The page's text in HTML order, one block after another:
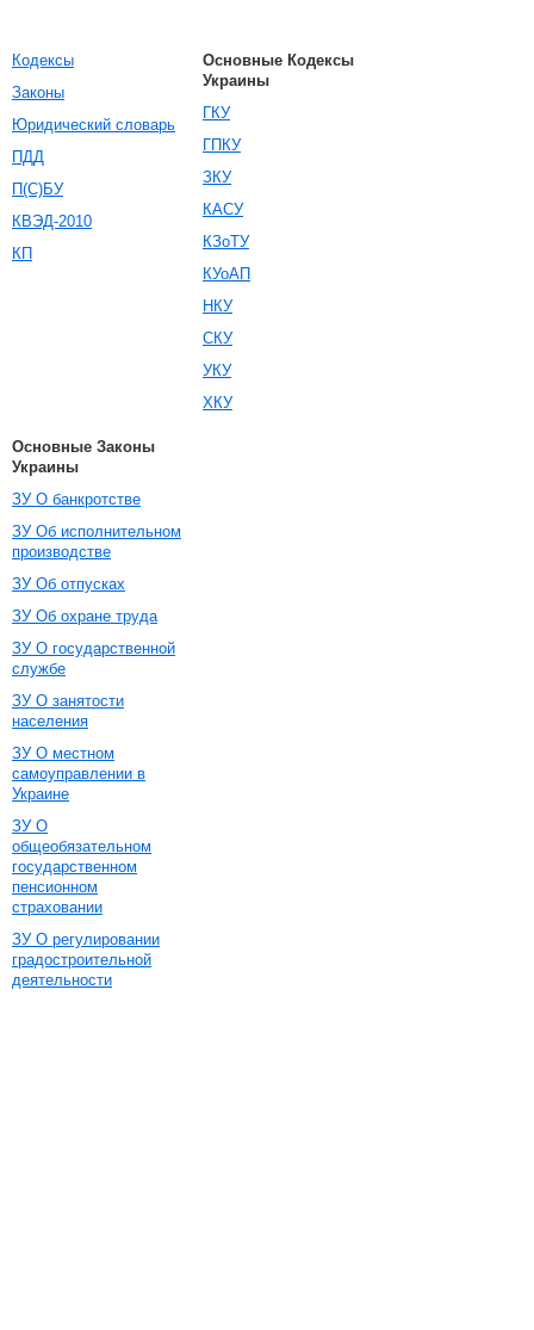
Кодексы
Законы
Юридический словарь
ПДД
П(С)БУ
КВЭД-2010
КП
Основные Кодексы
Украины
ГКУ
ГПКУ
ЗКУ
КАСУ
КЗоТУ
КУоАП
НКУ
СКУ
УКУ
ХКУ
Основные Законы
Украины
ЗУ О банкротстве
ЗУ Об исполнительном
производстве
ЗУ Об отпусках
ЗУ Об охране труда
ЗУ О государственной
службе
ЗУ О занятости
населения
ЗУ О местном
самоуправлении в
Украине
ЗУ О
общеобязательном
государственном
пенсионном
страховании
ЗУ О регулировании
градостроительной
деятельности